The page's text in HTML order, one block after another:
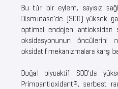
Bu tür bir eylem, sayısız
Dismutase'de (SOD) yüksek
optimal endojen antioksidan
oksidasyonunun öncülerini
oksidatif mekanizmalara karşı
Doğal biyoaktif SOD'da
Primoantioxidant®, serbest